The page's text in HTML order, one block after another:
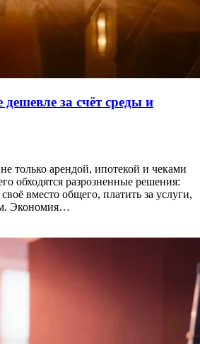
за счёт среды и
только арендой, ипотекой и чеками
обходятся разрозненные решения:
вместо общего, платить за услуги,
Экономия…